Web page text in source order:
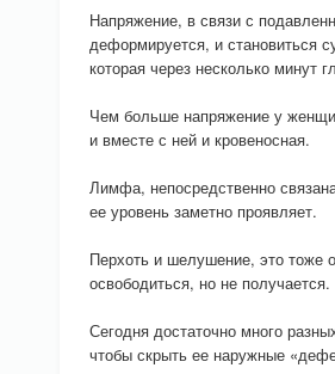
Напряжение, в связи с
деформируется, и становиться
которая через несколько минут
Чем больше напряжение у
и вместе с ней и кровеносная.
Лимфа, непосредственно
ее уровень заметно проявляет.
Перхоть и шелушение, это тоже
освободиться, но не получается.
Сегодня достаточно много
чтобы скрыть ее наружные